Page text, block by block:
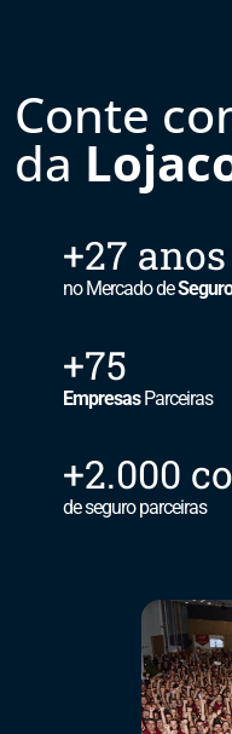
Conte
da
+27 anos
no Mercado de
+75
EmpresasParceiras
+2.000
de seguro parceiras